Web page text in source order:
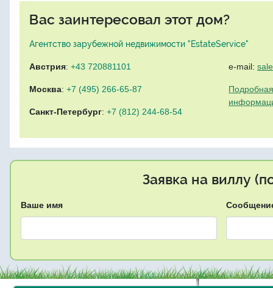
Вас заинтересовал этот дом?
Агентство зарубежной недвижимости "EstateService"
Австрия: +43 720881101
Москва: +7 (495) 266-65-87
Санкт-Петербург: +7 (812) 244-68-54
e-mail:
Заявка на виллу
Ваше имя